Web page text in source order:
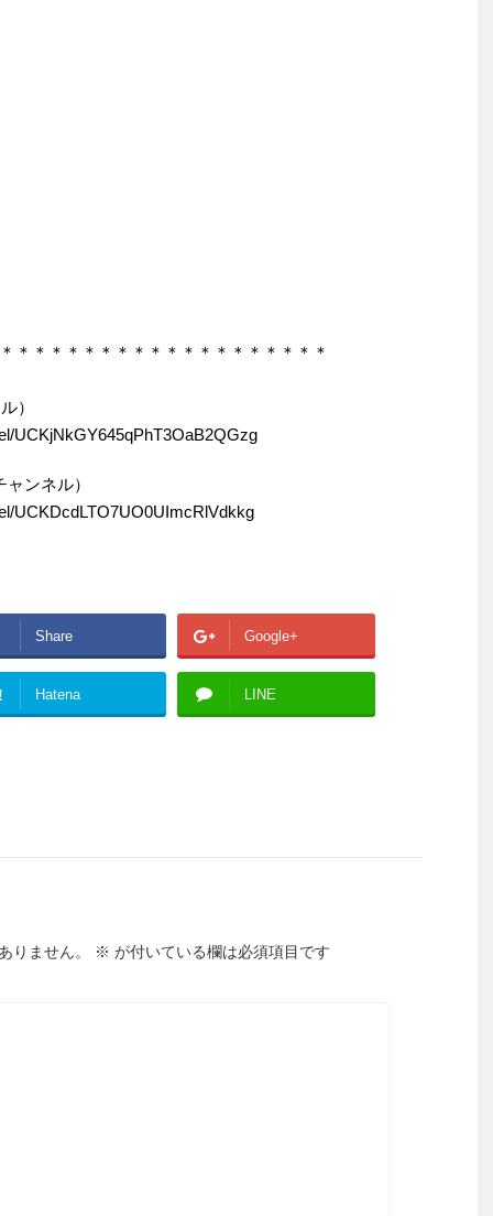
＊＊＊＊＊＊＊＊＊＊＊＊＊＊＊＊＊＊＊
）
ンネル）
Share Google+
Hatena LINE
りません。 ※ が付いている欄は必須項目です